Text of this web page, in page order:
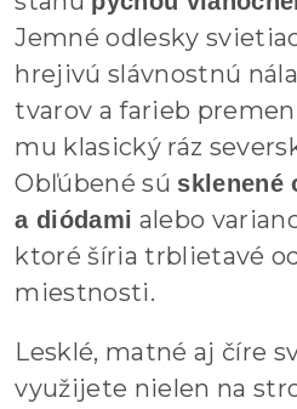
Jemné odlesky
hrejivú slávnostnú
tvarov a farieb
mu klasický ráz
Obľúbené sú sklenené
a diódami alebo
ktoré šíria trblietavé
miestnosti.
Lesklé, matné aj číre
využijete nielen na